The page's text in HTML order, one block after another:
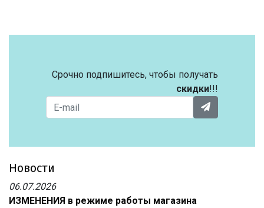
Срочно подпишитесь, чтобы получать
скидки!!!
Новости
06.07.2026
ИЗМЕНЕНИЯ в режиме работы магазина